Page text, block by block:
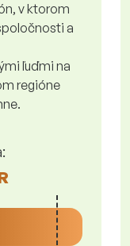
v ktorom
a
ľuďmi na
regióne